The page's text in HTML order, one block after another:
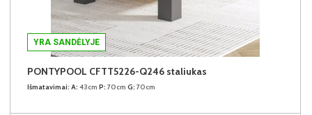
YRA SANDĖLYJE
PONTYPOOL CFTT5226-Q246 staliukas
Išmatavimai: A: 43cm P: 70cm G: 70cm